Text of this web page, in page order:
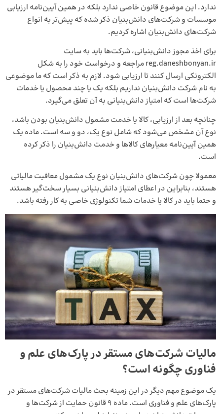
ندارد. این موضوع قانون خاصی ندارد بلکه در همین آیین‌نامه ارزیابی
موسسات و شرکت‌های دانش‌بنیان ذکر شده که پیش‌تر به انواع
شرکت‌های دانش‌بنیان اشاره کردیم.
برای اخذ مجوز دانش‌بنیانی، شرکت‌ها باید به سایت
reg.daneshbonyan.ir مراجعه و درخواست خود را به شکل
الکترونکی ارسال کنند تا ارزیابی شود. لازم به ذکر است که ما موضوعی
به نام شرکت دانش‌بنیان نداریم بلکه یک یا چند محصول یا خدمات
شرکت‌ها است که امتیاز دانش‌بنیانی به آن تعلق می‌گیرد.
چنانچه بعد از ارزیابی، کالا یا خدمت مشمول دانش‌بنیان بودن باشد،
نوع آن مشخص می‌شود که شامل نوع یک، دو و سه است. ماده یک
همین آیین‌نامه معیارهای کالاها و خدمت دانش‌بنیان را ذکر کرده
است.
معمولا چون شرکت‌های دانش‌بنیان نوع یک مشمول معافیت مالیاتی
هستند، بنابراین در اعطای امتیاز دانش‌بنیانی بسیار سخت‌گیر هستند
و حتما باید در کالا یا خدمات شما تکنولوژی خاصی به کار رفته باشد.
مالیات شرکت‌های مستقر در پارک‌های علم و
فناوری چگونه است؟
یک موضوع مهم دیگر در این زمینه بحث مالیات شرکت‌های مستقر در
پارک‌های علم و فناوری است. ماده 9 قانون حمایت از شرکت‌ها و